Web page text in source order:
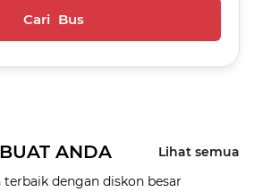
Cari Bus
ANDA
Lihat semua
dengan diskon besar